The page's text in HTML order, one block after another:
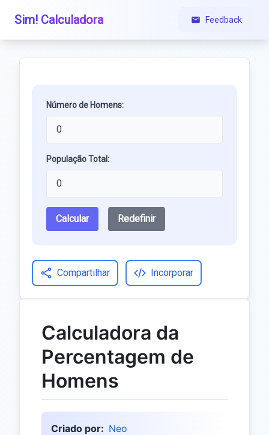
Sim! Calculadora Feedback
Número de Homens:
População Total:
Calcular Redefinir
Compartilhar Incorporar
Calculadora da
Percentagem de
Homens
Criado por: Neo